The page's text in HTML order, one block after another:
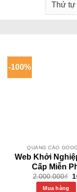
-100%
QUẢNG CÁO
Web Khởi
Cấp Miễn
2.000.000₫ 1
Mua hàng